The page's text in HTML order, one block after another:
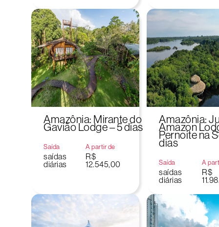
Amazônia: Mirante do
Gavião Lodge – 5 dias
Saída
saídas
diárias
A partir de
R$
12.545,00
Amazônia:
Amazon
Pernoite na
dias
Saída
saídas
diárias
A
R$